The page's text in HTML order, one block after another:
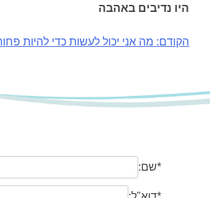
היו נדיבים באהבה
ניווט
הקודם: מה אני יכול לעשות כדי להיות
*שם: